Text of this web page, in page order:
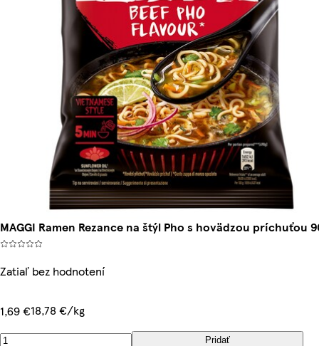
MAGGI Ramen Rezance na štýl Pho s hovädzou príchuťou
Zatiaľ bez hodnotení
1,69 €18,78 €/kg
Pridať